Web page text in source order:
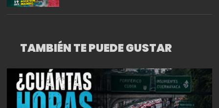
TAMBIÉN TE PUEDE GUSTAR